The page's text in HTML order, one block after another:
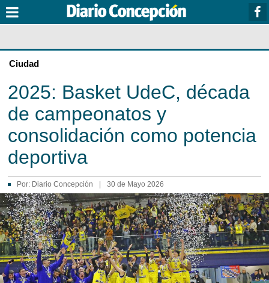
Ciudad
2025: Basket UdeC, década
de campeonatos y
consolidación como potencia
deportiva
Por: Diario Concepción 30 de Mayo 2026